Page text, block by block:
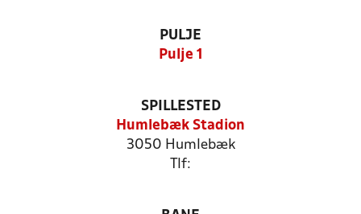
PULJE
Pulje 1
SPILLESTED
Humlebæk Stadion
3050 Humlebæk
Tlf: